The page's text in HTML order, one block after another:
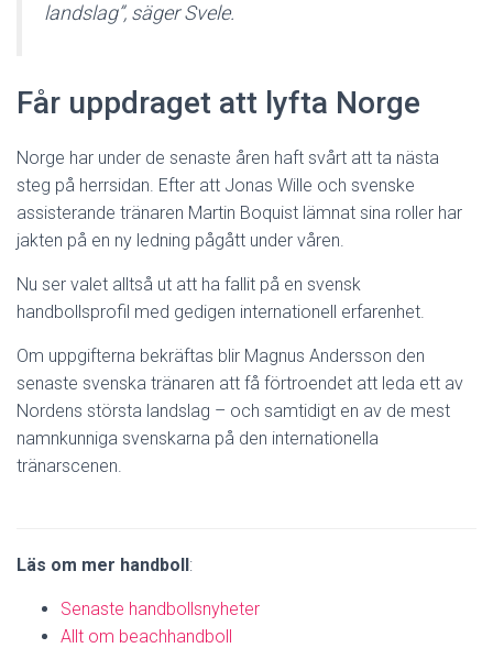
landslag”, säger Svele.
Får uppdraget att lyfta Norge
Norge har under de senaste åren haft svårt att ta nästa
steg på herrsidan. Efter att Jonas Wille och svenske
assisterande tränaren Martin Boquist lämnat sina roller har
jakten på en ny ledning pågått under våren.
Nu ser valet alltså ut att ha fallit på en svensk
handbollsprofil med gedigen internationell erfarenhet.
Om uppgifterna bekräftas blir Magnus Andersson den
senaste svenska tränaren att få förtroendet att leda ett av
Nordens största landslag – och samtidigt en av de mest
namnkunniga svenskarna på den internationella
tränarscenen.
Läs om mer handboll:
Senaste handbollsnyheter
Allt om beachhandboll